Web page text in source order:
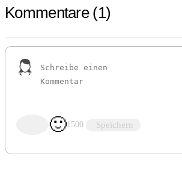
Kommentare (1)
🙂1500 Speichern